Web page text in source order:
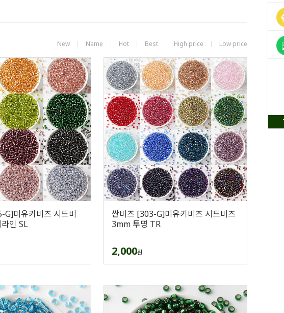
New Name Hot Best High price Low price
G]미유키비즈 시드비
인 SL
싼비즈 [303-G]미유키비즈 시드비즈
3mm 투명 TR
2,000원